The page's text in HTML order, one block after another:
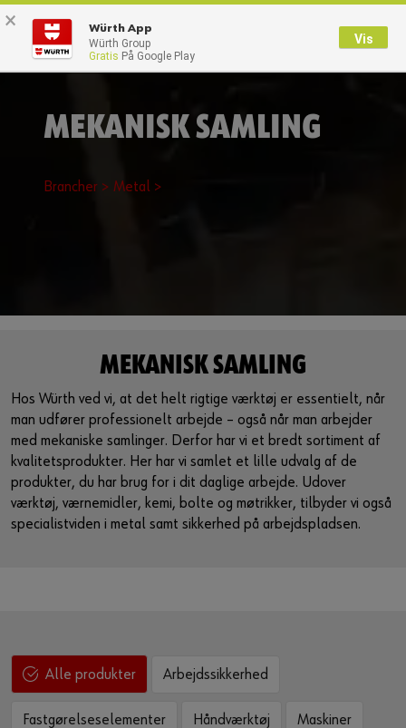
Guide til selvvalgt brugernavn
eller
Har du lyst til at være en online kunde?
MEKANISK SAMLING
Brancher > Metal >
MEKANISK SAMLING
Hos Würth ved vi, at det helt rigtige værktøj er essentielt, når
man udfører professionelt arbejde – også når man arbejder
med mekaniske samlinger. Derfor har vi et bredt sortiment af
kvalitetsprodukter. Her har vi samlet et lille udvalg af de
produkter, du har brug for i dit daglige arbejde. Udover
værktøj, værnemidler, kemi, bolte og møtrikker, tilbyder vi også
specialistviden i metal samt sikkerhed på arbejdspladsen.
Alle produkter Arbejdssikkerhed
Fastgørelseselementer Håndværktøj Maskiner
× Würth App
Würth Group
Gratis På Google Play
Vis